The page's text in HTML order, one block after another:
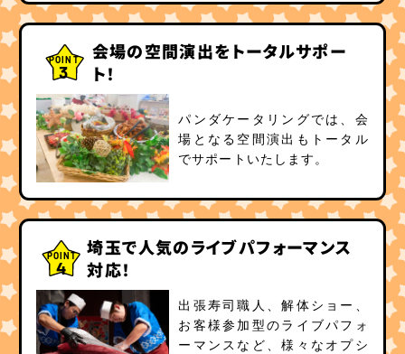
POINT
3
会場の空間演出をトータルサポー
ト！
パンダケータリングでは、会
場となる空間演出もトータル
でサポートいたします。
POINT
4
埼玉で人気のライブパフォーマンス
対応！
出張寿司職人、解体ショー、
お客様参加型のライブパフォ
ーマンスなど、様々なオプシ